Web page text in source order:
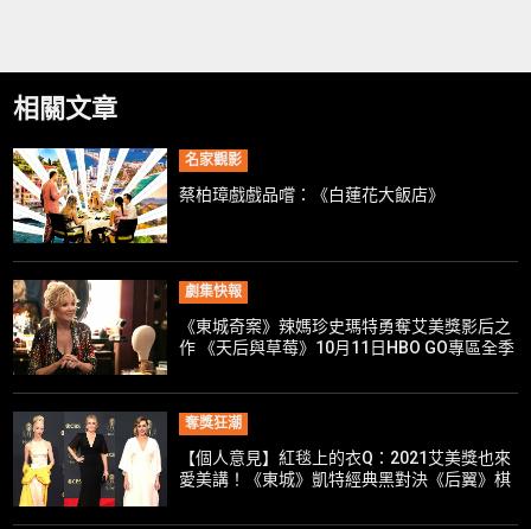
相關文章
名家觀影
蔡柏璋戲戲品嚐：《白蓮花大飯店》
劇集快報
《東城奇案》辣媽珍史瑪特勇奪艾美獎影后之
作 《天后與草莓》10月11日HBO GO專區全季
奪獎狂潮
【個人意見】紅毯上的衣Q：2021艾美獎也來
愛美講！《東城》凱特經典黑對決《后翼》棋